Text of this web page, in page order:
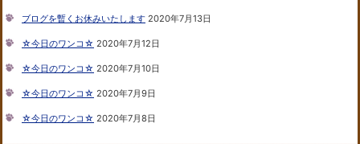
ブログを暫くお休みいたします 2020年7月13日
☆今日のワンコ☆ 2020年7月12日
☆今日のワンコ☆ 2020年7月10日
☆今日のワンコ☆ 2020年7月9日
☆今日のワンコ☆ 2020年7月8日